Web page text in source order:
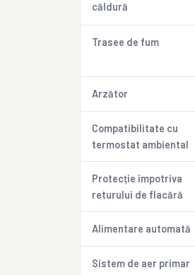
căldură
Trasee de fum
Arzător
Compatibilitate cu
termostat ambiental
Protecție împotriva
returului de flacără
Alimentare automată
Sistem de aer primar